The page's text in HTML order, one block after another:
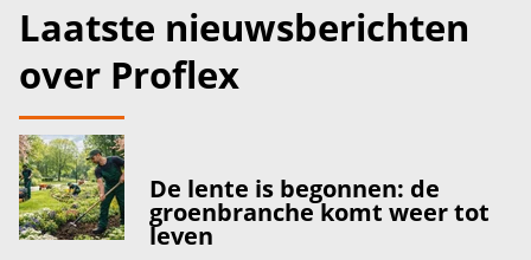
Laatste nieuwsberichten
over Proflex
De lente is begonnen: de
groenbranche komt weer tot
leven